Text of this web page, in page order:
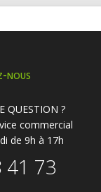
nous
QUESTION ?
commercial
de 9h à 17h
41 73